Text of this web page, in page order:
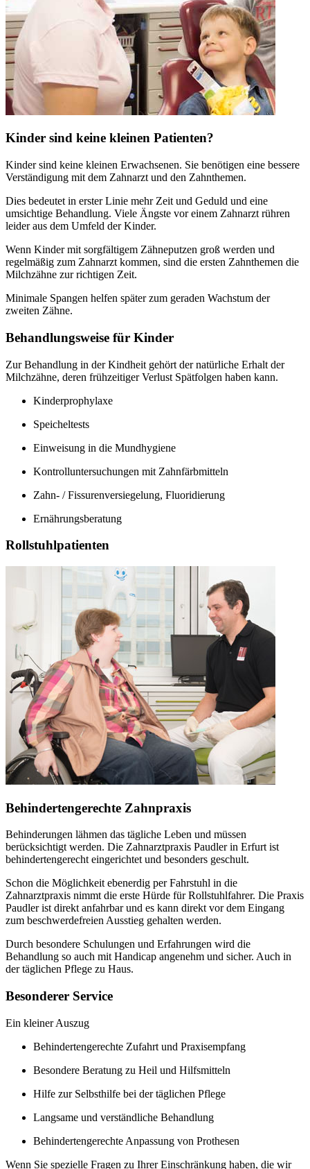
Kinder sind keine kleinen Patienten?
Kinder sind keine kleinen Erwachsenen. Sie benötigen eine bessere
Verständigung mit dem Zahnarzt und den Zahnthemen.
Dies bedeutet in erster Linie mehr Zeit und Geduld und eine
umsichtige Behandlung. Viele Ängste vor einem Zahnarzt rühren
leider aus dem Umfeld der Kinder.
Wenn Kinder mit sorgfältigem Zähneputzen groß werden und
regelmäßig zum Zahnarzt kommen, sind die ersten Zahnthemen die
Milchzähne zur richtigen Zeit.
Minimale Spangen helfen später zum geraden Wachstum der
zweiten Zähne.
Behandlungsweise für Kinder
Zur Behandlung in der Kindheit gehört der natürliche Erhalt der
Milchzähne, deren frühzeitiger Verlust Spätfolgen haben kann.
Kinderprophylaxe
Speicheltests
Einweisung in die Mundhygiene
Kontrolluntersuchungen mit Zahnfärbmitteln
Zahn- / Fissurenversiegelung, Fluoridierung
Ernährungsberatung
Rollstuhlpatienten
Behindertengerechte Zahnpraxis
Behinderungen lähmen das tägliche Leben und müssen
berücksichtigt werden. Die Zahnarztpraxis Paudler in Erfurt ist
behindertengerecht eingerichtet und besonders geschult.
Schon die Möglichkeit ebenerdig per Fahrstuhl in die
Zahnarztpraxis nimmt die erste Hürde für Rollstuhlfahrer. Die Praxis
Paudler ist direkt anfahrbar und es kann direkt vor dem Eingang
zum beschwerdefreien Ausstieg gehalten werden.
Durch besondere Schulungen und Erfahrungen wird die
Behandlung so auch mit Handicap angenehm und sicher. Auch in
der täglichen Pflege zu Haus.
Besonderer Service
Ein kleiner Auszug
Behindertengerechte Zufahrt und Praxisempfang
Besondere Beratung zu Heil und Hilfsmitteln
Hilfe zur Selbsthilfe bei der täglichen Pflege
Langsame und verständliche Behandlung
Behindertengerechte Anpassung von Prothesen
Wenn Sie spezielle Fragen zu Ihrer Einschränkung haben, die wir